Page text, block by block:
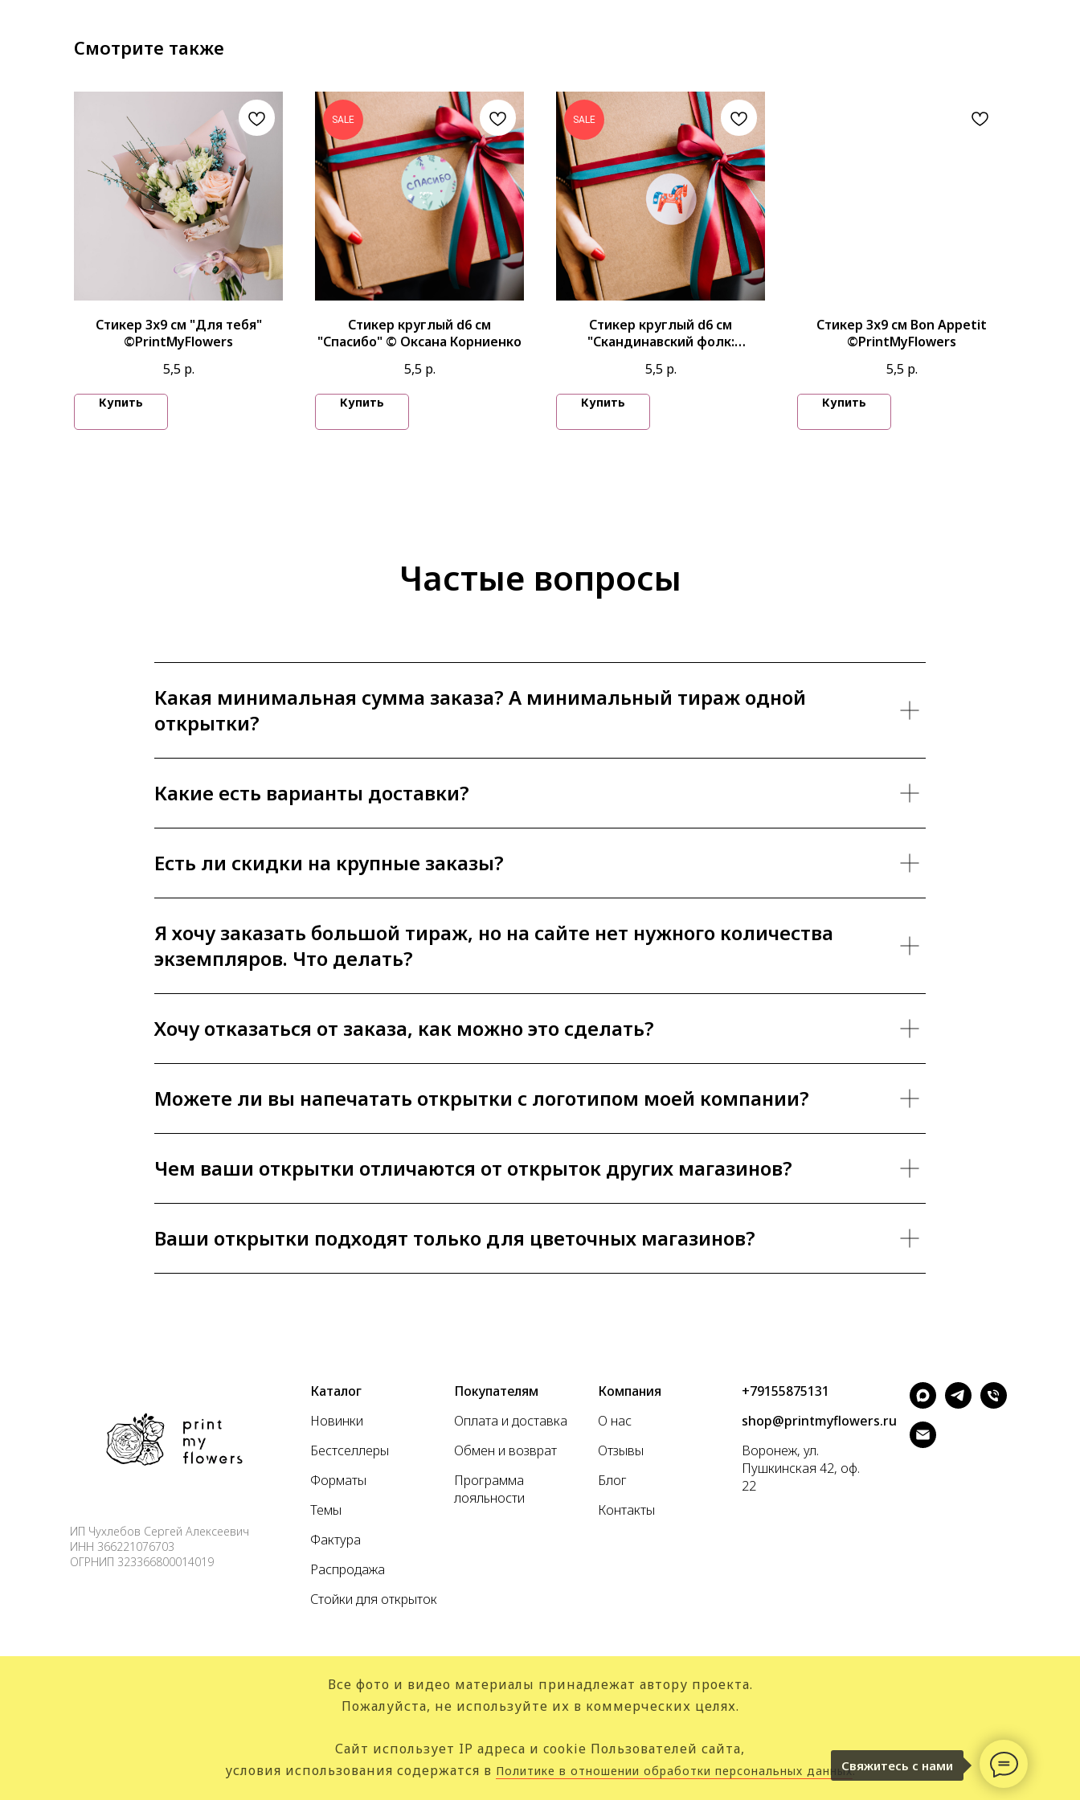
Смотрите также
Стикер 3х9 см "Для тебя"
©PrintMyFlowers
5,5 р.
Купить
SALE
Стикер круглый d6 см
"Спасибо" © Оксана Корниенко
5,5 р.
Купить
SALE
Стикер круглый d6 см
"Скандинавский фолк:
Киланянц
5,5 р.
Купить
Стикер 3х9 см Bon Appetit
©PrintMyFlowers
5,5 р.
Купить
Частые вопросы
Какая минимальная сумма заказа? А минимальный тираж одной
открытки?
Какие есть варианты доставки?
Есть ли скидки на крупные заказы?
Я хочу заказать большой тираж, но на сайте нет нужного количества
экземпляров. Что делать?
Хочу отказаться от заказа, как можно это сделать?
Можете ли вы напечатать открытки с логотипом моей компании?
Чем ваши открытки отличаются от открыток других магазинов?
Ваши открытки подходят только для цветочных магазинов?
ИП Чухлебов Сергей Алексеевич
ИНН 366221076703
ОГРНИП 323366800014019
Каталог
Новинки
Бестселлеры
Форматы
Темы
Фактура
Распродажа
Стойки для открыток
Покупателям
Оплата и доставка
Обмен и возврат
Программа
лояльности
Компания
О нас
Отзывы
Блог
Контакты
+79155875131
shop@printmyflowers.ru
Воронеж, ул.
Пушкинская 42, оф.
22
Свяжитесь с нами
Все фото и видео материалы принадлежат автору проекта.
Пожалуйста, не используйте их в коммерческих целях.
Сайт использует IP адреса и cookie Пользователей сайта,
условия использования содержатся в Политике в отношении обработки персональных данных.